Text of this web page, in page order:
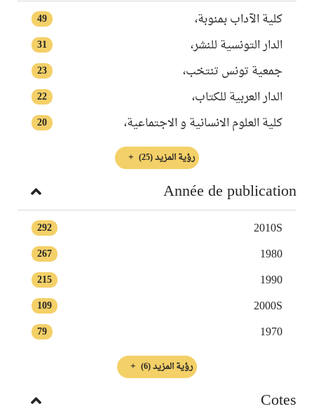
49 ‏كلية الآداب بمنوبة‏‏،
31 الدار التونسية للنشر،
23 ‏جمعية تونس تنتخب‏،
22 الدار العربية للكتاب،
20 ‏كلية العلوم الانسانية و الاجتماعية‏‏،
رؤية المزيد(25)
Année de publication
292 2010S
267 1980
215 1990
109 2000S
79 1970
رؤية المزيد(6)
Cotes